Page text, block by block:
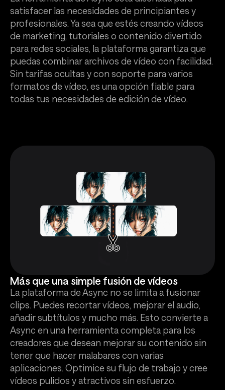
satisfacer las necesidades de principiantes y
profesionales. Ya sea que estés creando vídeos
de marketing, tutoriales o contenido divertido
para redes sociales, la plataforma garantiza que
puedas combinar archivos de vídeo con facilidad.
Sin tarifas ocultas y con soporte para varios
formatos de vídeo, es una opción fiable para
todas tus necesidades de edición de vídeo.
Más que una simple fusión de vídeos
La plataforma de Async no se limita a fusionar
clips. Puedes recortar vídeos, mejorar el audio,
añadir subtítulos y mucho más. Esto convierte a
Async en una herramienta completa para los
creadores que desean mejorar su contenido sin
tener que hacer malabares con varias
aplicaciones. Optimice su flujo de trabajo y cree
vídeos pulidos y atractivos sin esfuerzo.